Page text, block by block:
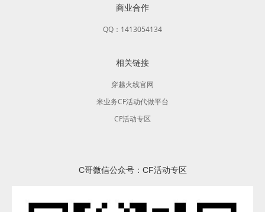
商业合作
QQ：1413054134
相关链接
穿越火线官网
米业务CF活动代做平台
CF活动专区
C哥微信公众号：CF活动专区